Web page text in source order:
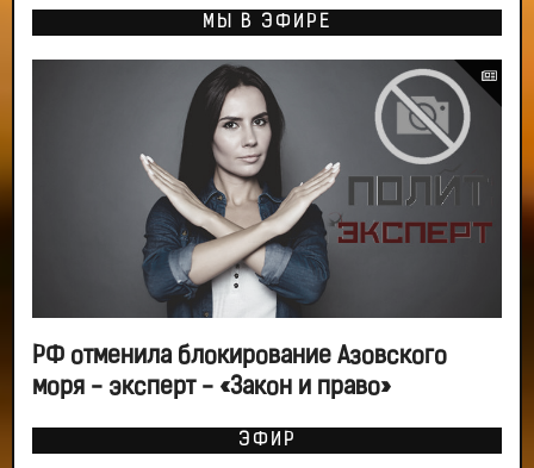
МЫ В ЭФИРЕ
РФ отменила блокирование Азовского
моря - эксперт - «Закон и право»
ЭФИР